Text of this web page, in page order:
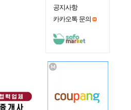
공지사항
카카오톡 문의